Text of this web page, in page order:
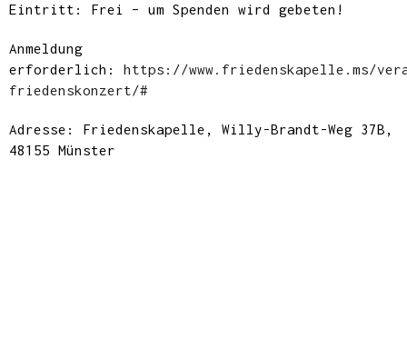
Eintritt: Frei – um Spenden wird gebeten!
Anmeldung
erforderlich: https://www.friedenskapelle.ms/
friedenskonzert/#
Adresse: Friedenskapelle, Willy-Brandt-Weg 37B,
48155 Münster